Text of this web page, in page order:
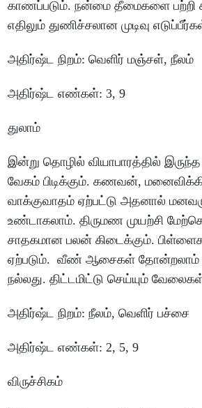
காணப்படும்.நன்மை தீமைகளை பற்றி
எதிலும் துணிச்சலான முடிவு
அதிர்ஷ்ட நிறம்:வெளிர் மஞ்சள்,நீலம்
அதிர்ஷ்ட எண்கள்: 3, 9
துலாம்
இன்று தொழில் வியாபாரத்தில் இருந்த
வேகம் பிடிக்கும்.கணவன்,
வாக்குவாதம் ஏற்பட்டு அதனால்
உண்டாகலாம்.திருமண முயற்சி
சாதகமான பலன் கிடைக்கும்.
ஏற்படும்.வீண் ஆசைகள் தோன்றலாம்
நல்லது.திட்டமிட்டு செய்யும்
அதிர்ஷ்ட நிறம்:நீலம்,வெளிர் பச்சை
அதிர்ஷ்ட எண்கள்: 2, 5, 9
விருச்சிகம்